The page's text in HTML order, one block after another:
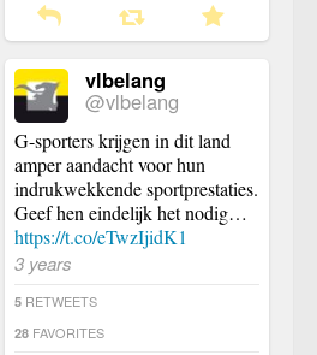
vlbelang
@vlbelang
G-sporters krijgen in dit land
amper aandacht voor hun
indrukwekkende sportprestaties.
Geef hen eindelijk het nodig…
https://t.co/eTwzIjidK1
3 years
5 RETWEETS
28 FAVORITES